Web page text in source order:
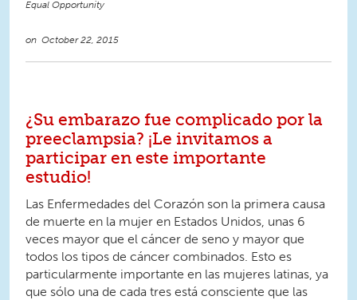
Equal Opportunity
October 22, 2015
¿Su embarazo fue complicado por la
preeclampsia? ¡Le invitamos a
participar en este importante
estudio!
Las Enfermedades del Corazón son la primera causa
de muerte en la mujer en Estados Unidos, unas 6
veces mayor que el cáncer de seno y mayor que
todos los tipos de cáncer combinados. Esto es
particularmente importante en las mujeres latinas, ya
que sólo una de cada tres está consciente que las